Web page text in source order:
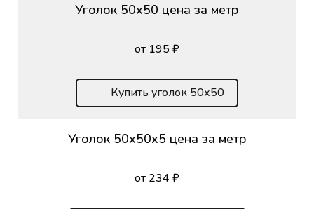
Уголок 50х50 цена за метр
от 195 ₽
Купить уголок 50х50
Уголок 50х50х5 цена за метр
от 234 ₽